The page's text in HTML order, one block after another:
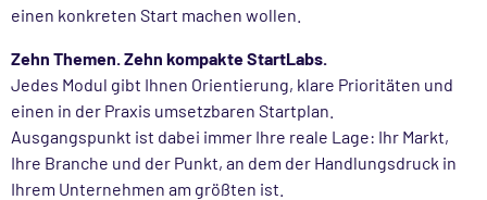
einen konkreten Start machen wollen.
Zehn Themen. Zehn kompakte StartLabs.
Jedes Modul gibt Ihnen Orientierung, klare Prioritäten und
einen in der Praxis umsetzbaren Startplan.
Ausgangspunkt ist dabei immer Ihre reale Lage: Ihr Markt,
Ihre Branche und der Punkt, an dem der Handlungsdruck in
Ihrem Unternehmen am größten ist.